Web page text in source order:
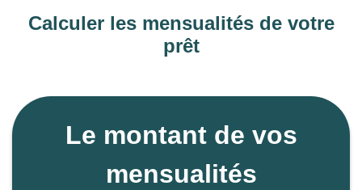
Calculer les mensualités de votre
prêt
Le montant de vos
mensualités